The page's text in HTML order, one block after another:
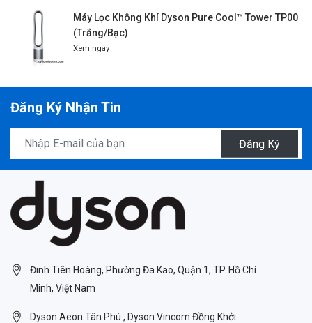
Máy Lọc Không Khí Dyson Pure Cool™ Tower TP00
(Trắng/Bạc)
Xem ngay
Đăng Ký Nhận Tin
Đăng Ký
Đinh Tiên Hoàng, Phường Đa Kao, Quận 1, TP. Hồ Chí
Minh, Việt Nam
Dyson Aeon Tân Phú , Dyson Vincom Đồng Khởi